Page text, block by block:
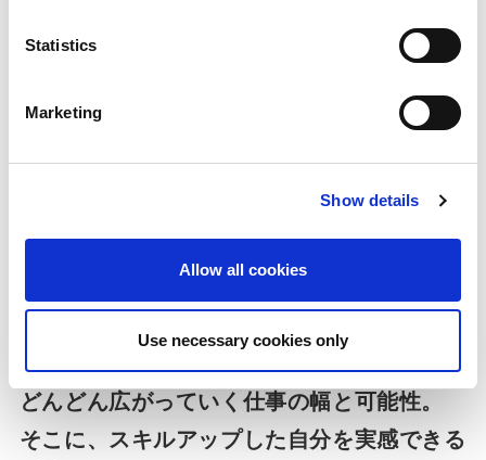
Statistics
Marketing
Show details
Allow all cookies
Use necessary cookies only
クターやプロデューサーに提案し、いい意見やアイディアはど
はなかったので、とても驚きました。当然、期間もコストもか
どんどん広がっていく仕事の幅と可能性。
そこに、スキルアップした自分を実感できる